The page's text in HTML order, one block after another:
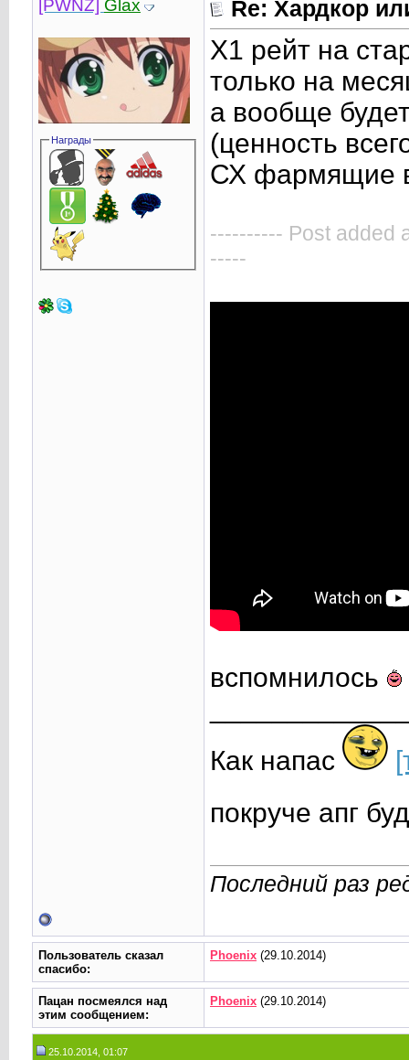
[PWNZ] Glax
Награды
Re: Хардкор
X1 рейт на
только на
а вообще
(ценность
СХ фармящие
---------- Post added
-----
вспомнилось
Как напас
покруче апг
Последний раз
Пользователь сказал
cпасибо:
Phoenix(29.10.2014)
Пацан посмеялся над
этим сообщением:
Phoenix(29.10.2014)
25.10.2014, 01:07